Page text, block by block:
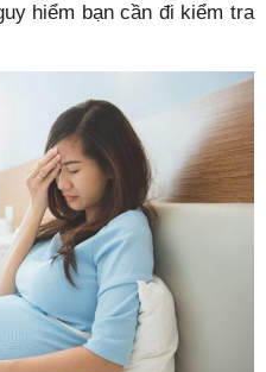
hiểm bạn cần đi kiểm tra